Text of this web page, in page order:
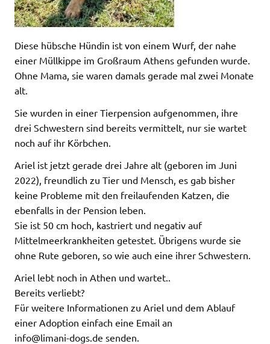
Diese hübsche Hündin ist von einem Wurf, der nahe
einer Müllkippe im Großraum Athens gefunden wurde.
Ohne Mama, sie waren damals gerade mal zwei Monate
alt.
Sie wurden in einer Tierpension aufgenommen, ihre
drei Schwestern sind bereits vermittelt, nur sie wartet
noch auf ihr Körbchen.
Ariel ist jetzt gerade drei Jahre alt (geboren im Juni
2022), freundlich zu Tier und Mensch, es gab bisher
keine Probleme mit den freilaufenden Katzen, die
ebenfalls in der Pension leben.
Sie ist 50 cm hoch, kastriert und negativ auf
Mittelmeerkrankheiten getestet. Übrigens wurde sie
ohne Rute geboren, so wie auch eine ihrer Schwestern.
Ariel lebt noch in Athen und wartet..
Bereits verliebt?
Für weitere Informationen zu Ariel und dem Ablauf
einer Adoption einfach eine Email an
info@limani-dogs.de senden.